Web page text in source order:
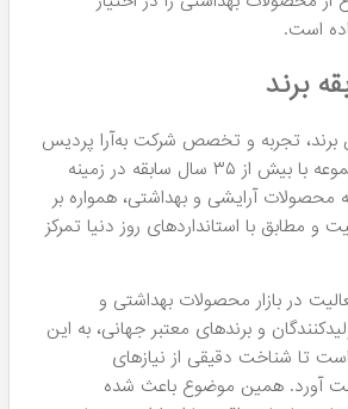
است.
برند
برند، تجربه و تخصص شرکت به‌آرا پردیس
پایون است. این مجموعه با بیش از ۳۵ سال سابقه در زمینه
محصولات آرایشی و بهداشتی، همواره بر
و مطابق با استانداردهای روز دنیا تمرکز
در بازار محصولات بهداشتی و
و برندهای معتبر جهانی، به این
تا شناخت دقیقی از نیازهای
آورد. همین موضوع باعث شده